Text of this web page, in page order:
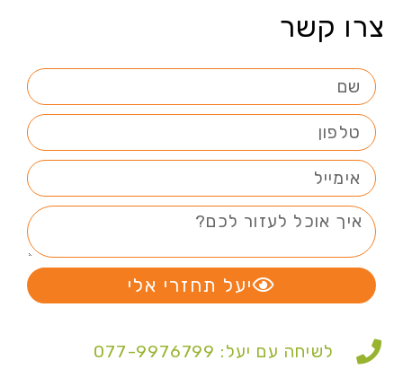
צרו קשר
יעל תחזרי אלי
לשיחה עם יעל: 077-9976799